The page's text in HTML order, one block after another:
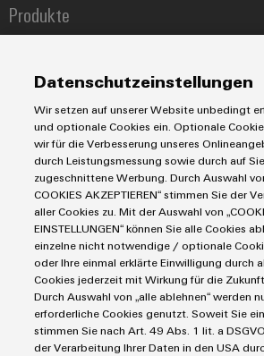
Kundenspezifische
Kabelkonfektionierung
Ihre
im
Produkte
Koppelrelais
Leiterplattensteckverbinder und
Markierungssysteme
Reihenklemmen
Stromversorgungen
Industrial IoT
Industrial Security
Single Pair Ethernet
Smart Metering
SNAP IN Anschlusstechnologie
Workplace Solutions
Service
Connectivity Consulting
eShop / Digitale Bestellmöglichkeiten
Engineering-Daten
PCB Connector Services
Support Center
Technische Produktkataloge
Weidmüller Configurator
Industrien
Datencenter
Gerätehersteller
Maschinenbau
Photovoltaik
Wasserstoff
Weidmüller Industry Match
Impressum
Einkaufs- /Lieferanteninformationen
Datenschutzerklärung
Cookie Richtlinie
Datenschutzeinstellungen
Wir setzen auf unserer Website unbedingt
und optionale Cookies ein. Optionale
wir für die Verbesserung unseres
durch Leistungsmessung sowie durch auf Sie
zugeschnittene Werbung. Durch Auswahl
COOKIES AKZEPTIEREN“ stimmen Sie der
aller Cookies zu. Mit der Auswahl von
EINSTELLUNGEN“ können Sie alle Cookies
einzelne nicht notwendige / optionale
oder Ihre einmal erklärte Einwilligung durch
Cookies jederzeit mit Wirkung für die
Durch Auswahl von „alle ablehnen“ werden
erforderliche Cookies genutzt. Soweit Sie
stimmen Sie nach Art. 49 Abs. 1 lit. a
der Verarbeitung Ihrer Daten in den USA